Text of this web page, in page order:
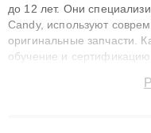
до 12 лет. Они
Candy, используют
оригинальные запчасти.
обучение и
сохранением гарантии